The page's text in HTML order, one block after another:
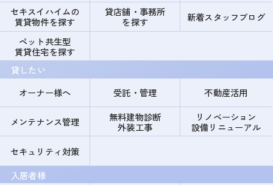
セキスイハイムの
賃貸物件を探す
貸店舗・事務所
を探す
新着スタッフブログ
ペット共生型
賃貸住宅を探す
貸したい
オーナー様へ
受託・管理 不動産活用
メンテナンス管理
無料建物診断
外装工事
リノベーション
設備リニューアル
セキュリティ対策
入居者様